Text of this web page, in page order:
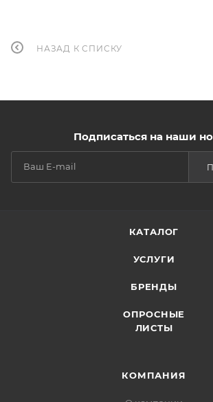
НАЗАД К СПИСКУ
Подписаться на наши
КАТАЛОГ
УСЛУГИ
БРЕНДЫ
ОПРОСНЫЕ
ЛИСТЫ
КОМПАНИЯ